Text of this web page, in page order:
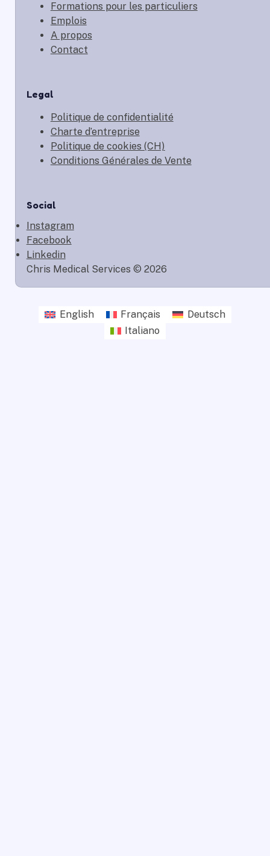
Formations pour les particuliers
Emplois
A propos
Contact
Legal
Politique de confidentialité
Charte d’entreprise
Politique de cookies (CH)
Conditions Générales de Vente
Social
Instagram
Facebook
Linkedin
Chris Medical Services © 2026
English Français
Deutsch
Italiano